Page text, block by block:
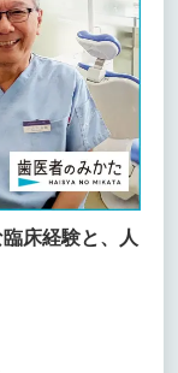
床経験と、人